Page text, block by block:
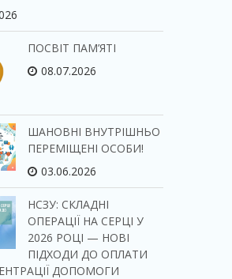
ПОСВІТ ПАМ’ЯТІ
08.07.2026
ШАНОВНІ ВНУТРІШНЬО
ПЕРЕМІЩЕНІ ОСОБИ!
03.06.2026
НСЗУ: СКЛАДНІ
ОПЕРАЦІЇ НА СЕРЦІ У
2026 РОЦІ — НОВІ
ПІДХОДИ ДО ОПЛАТИ
ДОПОМОГИ